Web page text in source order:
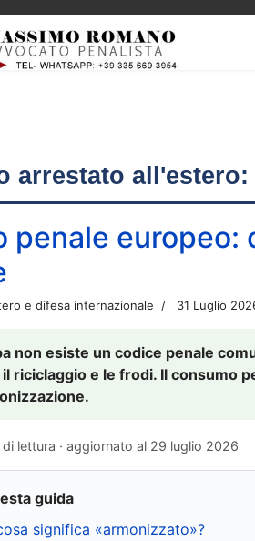
arrestato
penale europeo:
e difesa internazionale 31 Luglio
non esiste un codice penale
riciclaggio e le frodi. Il consumo
lettura · aggiornato al 29 luglio 2026
guida
significa «armonizzato»?